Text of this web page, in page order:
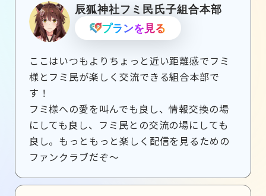
辰狐神社フミ民氏子組合本部
プランを見る
ここはいつもよりちょっと近い距離感でフミ
様とフミ民が楽しく交流できる組合本部で
す！
フミ様への愛を叫んでも良し、情報交換の場
にしても良し、フミ民との交流の場にしても
良し。もっともっと楽しく配信を見るための
ファンクラブだぞ〜